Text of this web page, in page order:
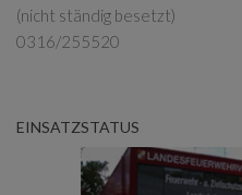
(nicht ständig besetzt)
0316/255520
EINSATZSTATUS